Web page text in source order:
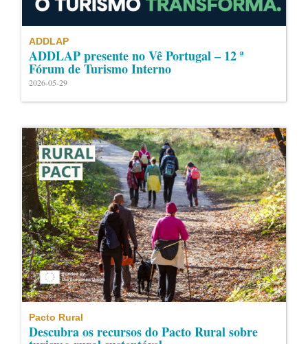
ADDLAP
ADDLAP presente no Vê Portugal – 12 ª
Fórum de Turismo Interno
2026-05-29
Pacto Rural
Descubra os recursos do Pacto Rural sobre